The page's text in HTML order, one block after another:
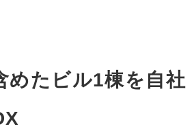
めたビル1棟を自社